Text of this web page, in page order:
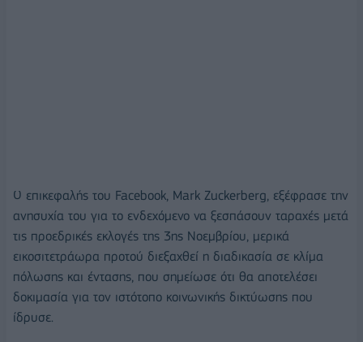
Ο επικεφαλής του Facebook, Mark Zuckerberg, εξέφρασε την
ανησυχία του για το ενδεχόμενο να ξεσπάσουν ταραχές μετά
τις προεδρικές εκλογές της 3ης Νοεμβρίου, μερικά
εικοσιτετράωρα προτού διεξαχθεί η διαδικασία σε κλίμα
πόλωσης και έντασης, που σημείωσε ότι θα αποτελέσει
δοκιμασία για τον ιστότοπο κοινωνικής δικτύωσης που
ίδρυσε.